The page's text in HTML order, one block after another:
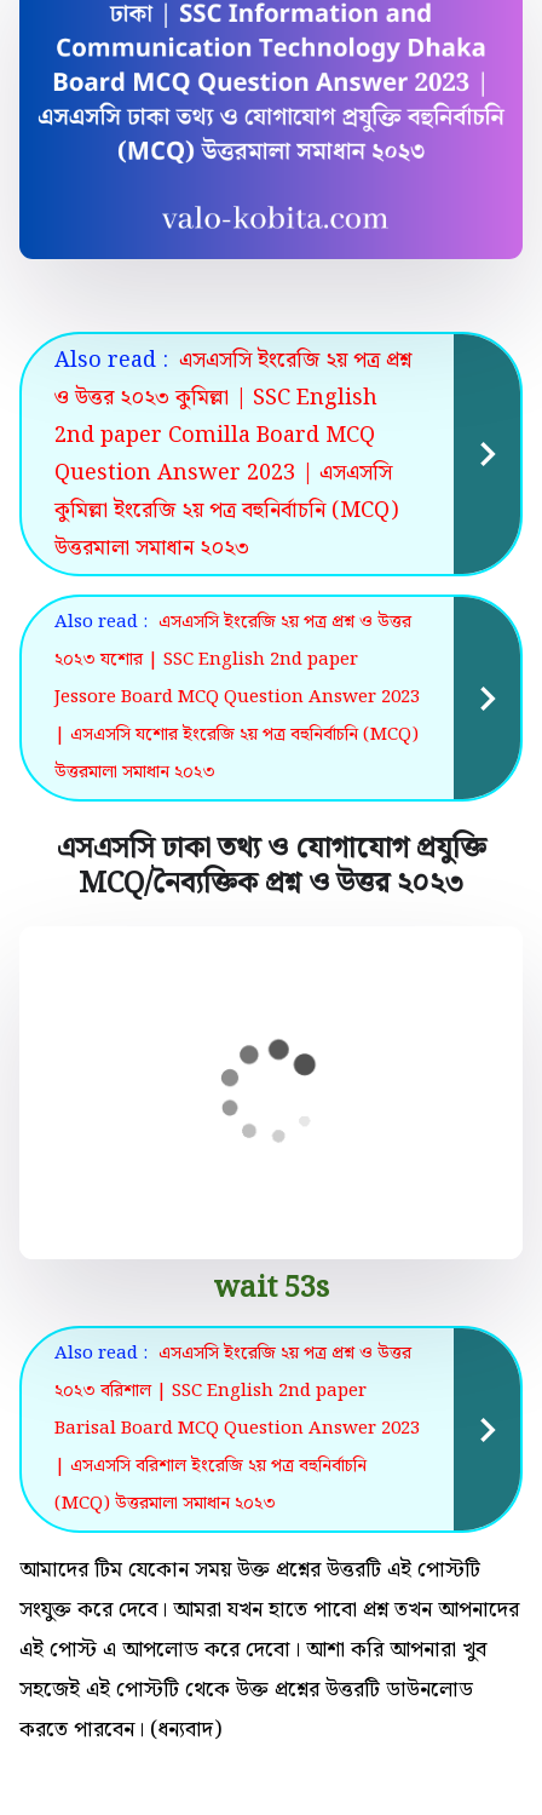
Also read : এসএসসি ইংরেজি ২য় পত্র প্রশ্ন
ও উত্তর ২০২৩ কুমিল্লা | SSC English
2nd paper Comilla Board MCQ
Question Answer 2023 | এসএসসি
কুমিল্লা ইংরেজি ২য় পত্র বহুনির্বাচনি (MCQ)
উত্তরমালা সমাধান ২০২৩
Also read : এসএসসি ইংরেজি ২য় পত্র প্রশ্ন ও উত্তর
২০২৩ যশোর | SSC English 2nd paper
Jessore Board MCQ Question Answer 2023
| এসএসসি যশোর ইংরেজি ২য় পত্র বহুনির্বাচনি (MCQ)
উত্তরমালা সমাধান ২০২৩
এসএসসি ঢাকা তথ্য ও যোগাযোগ প্রযুক্তি
MCQ/নৈব্যক্তিক প্রশ্ন ও উত্তর ২০২৩
wait 53s
Also read : এসএসসি ইংরেজি ২য় পত্র প্রশ্ন ও উত্তর
২০২৩ বরিশাল | SSC English 2nd paper
Barisal Board MCQ Question Answer 2023
| এসএসসি বরিশাল ইংরেজি ২য় পত্র বহুনির্বাচনি
(MCQ) উত্তরমালা সমাধান ২০২৩
আমাদের টিম যেকোন সময় উক্ত প্রশ্নের উত্তরটি এই পোস্টটি
সংযুক্ত করে দেবে। আমরা যখন হাতে পাবো প্রশ্ন তখন আপনাদের
এই পোস্ট এ আপলোড করে দেবো। আশা করি আপনারা খুব
সহজেই এই পোস্টটি থেকে উক্ত প্রশ্নের উত্তরটি ডাউনলোড
করতে পারবেন। (ধন্যবাদ)